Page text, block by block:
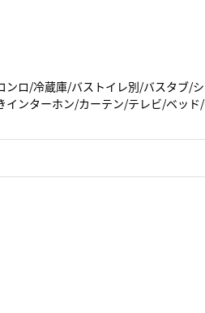
ロ/冷蔵庫/バストイレ別/バスタブ/シ
ンターホン/カーテン/テレビ/ベッド/